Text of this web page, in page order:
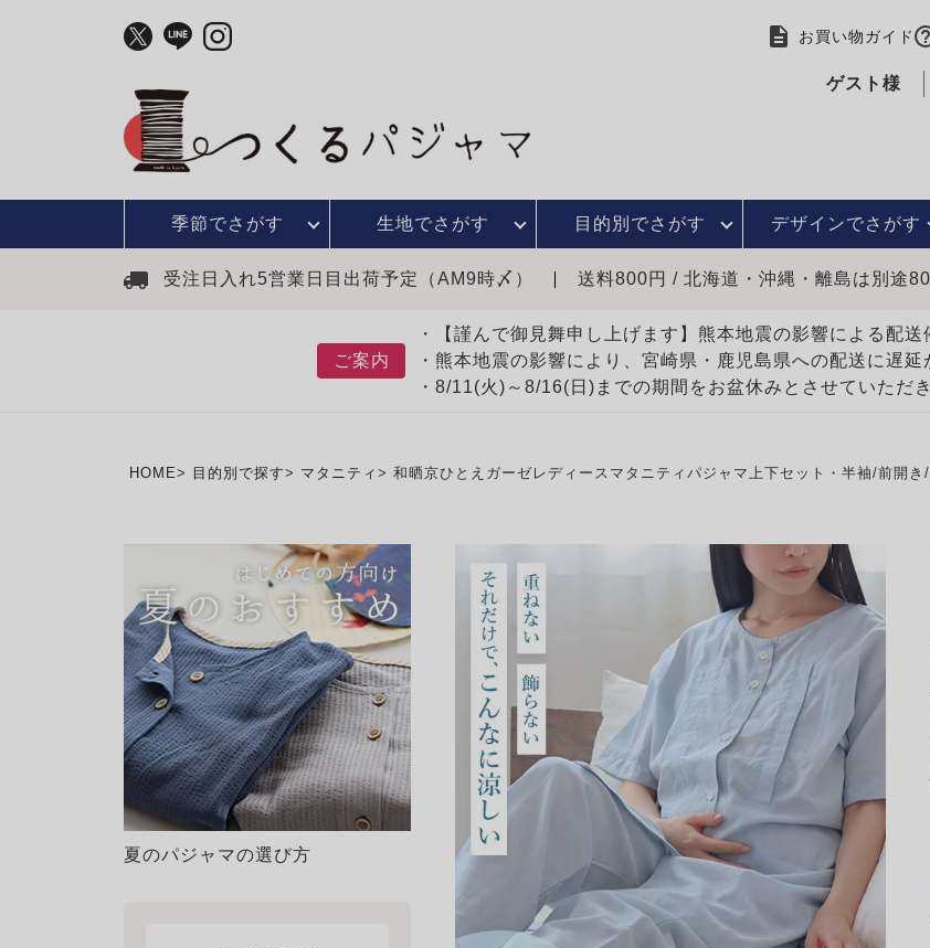
お買い物ガイド
ゲスト様
季節でさがす 生地でさがす 目的別でさがす デザインでさがす
受注日入れ5営業日目出荷予定（AM9時〆） 送料800円 / 北海道・沖縄・離島は別途
ご案内
・【謹んで御見舞申し上げます】熊本地震の影響による配
・熊本地震の影響により、宮崎県・鹿児島県への配送に遅延
・8/11(火)～8/16(日)までの期間をお盆休みとさせていただ
HOME 目的別で探す マタニティ 和晒京ひとえガーゼレディースマタニティパジャマ上下セット・半袖/前開き
夏のパジャマの選び方